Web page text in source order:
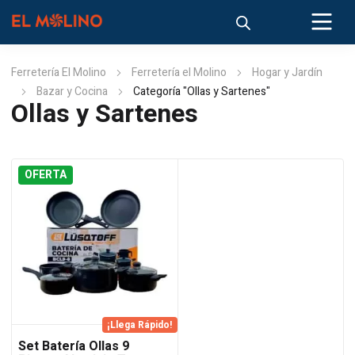
Ferretería El Molino Ferretería el Molino
Hogar y Jardín
Bazar y Cocina
Categoría "Ollas y Sartenes"
Ollas y Sartenes
OFERTA
¡Llega Rápido!
Set Batería Ollas 9